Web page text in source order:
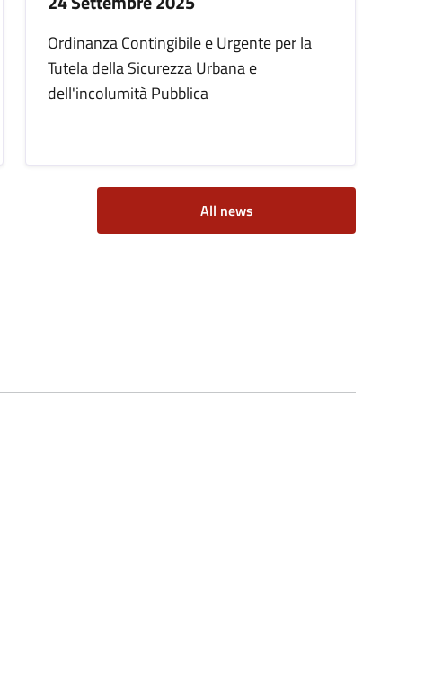
Ordinanza Contingibile e Urgente per la
Tutela della Sicurezza Urbana e
dell'incolumità Pubblica
All news